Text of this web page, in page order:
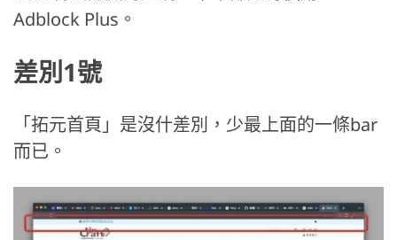
Adblock Plus。
差別1號
「拓元首頁」是沒什差別，少最上面的一條bar
而已。